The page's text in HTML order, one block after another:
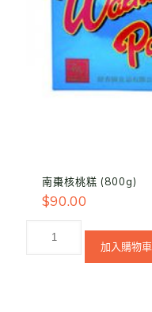
南棗核桃糕 (800g)
$90.00
加入購物車